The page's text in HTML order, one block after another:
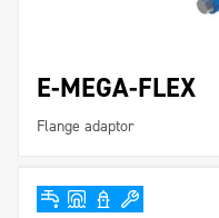
E-MEGA-FLEX
Flange adaptor